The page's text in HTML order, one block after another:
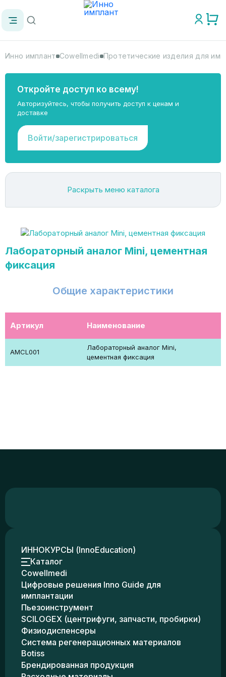
Инно имплант Cowellmedi Протетические изделия для
Откройте доступ ко всему!
Авторизуйтесь, чтобы получить доступ к ценам и
доставке
Войти/зарегистрироваться
Раскрыть меню каталога
Лабораторный аналог Mini, цементная
фиксация
Общие характеристики
Артикул Наименование
AMCL001
Лабораторный аналог Mini,
цементная фиксация
ИННОКУРСЫ (InnoEducation)
Каталог
Cowellmedi
Цифровые решения Inno Guide для
имплантации
Пьезоинструмент
SCILOGEX (центрифуги, запчасти, пробирки)
Физиодиспенсеры
Система регенерационных материалов
Botiss
Брендированная продукция